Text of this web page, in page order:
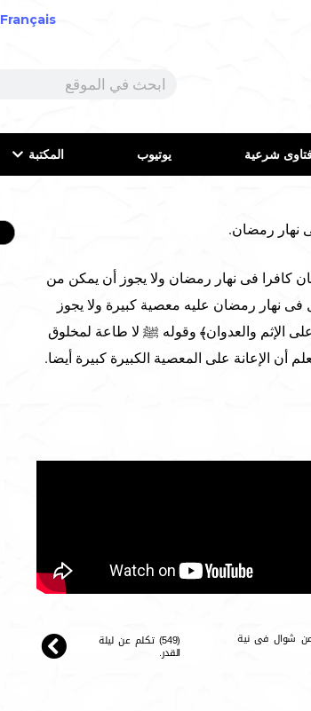
Français
شرعية يوتيوب المكتبة
كافرا فى نهار رمضان ولا يجوز أن يمكن من
فى نهار رمضان عليه معصية كبيرة ولا يجوز
على الإثم والعدوان﴾ وقوله ﷺ لا طاعة لمخلوق
الإعانة على المعصية الكبيرة كبيرة أيضا.
من شوال فى نية (549) تكلم عن ليلة
القدر.